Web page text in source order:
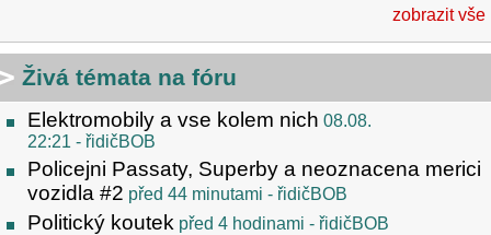
zobrazit vše
Živá témata na fóru
Elektromobily a vse kolem nich 08.08.
22:21 - řidičBOB
Policejni Passaty, Superby a neoznacena merici
vozidla #2 před 44 minutami - řidičBOB
Politický koutek před 4 hodinami - řidičBOB